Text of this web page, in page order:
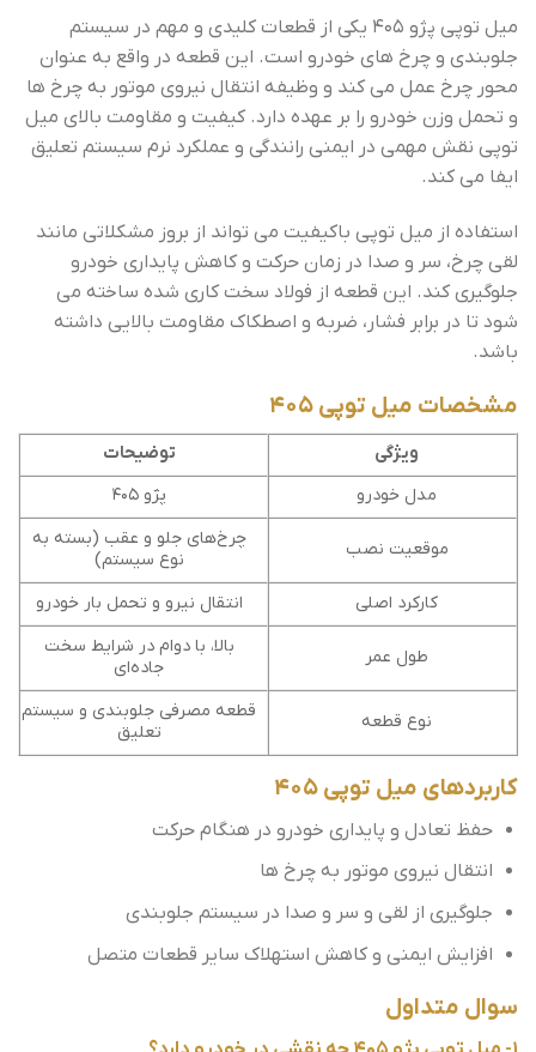
میل توپی پژو 405 یکی از قطعات کلیدی و مهم در سیستم
جلوبندی و چرخ های خودرو است. این قطعه در واقع به عنوان
محور چرخ عمل می کند و وظیفه انتقال نیروی موتور به چرخ ها
و تحمل وزن خودرو را بر عهده دارد. کیفیت و مقاومت بالای میل
توپی نقش مهمی در ایمنی رانندگی و عملکرد نرم سیستم تعلیق
ایفا می کند.
استفاده از میل توپی باکیفیت می تواند از بروز مشکلاتی مانند
لقی چرخ، سر و صدا در زمان حرکت و کاهش پایداری خودرو
جلوگیری کند. این قطعه از فولاد سخت کاری شده ساخته می
شود تا در برابر فشار، ضربه و اصطکاک مقاومت بالایی داشته
باشد.
مشخصات میل توپی 405
ویژگی
توضیحات
مدل خودرو
پژو 405
موقعیت نصب
چرخ‌های جلو و عقب (بسته به
نوع سیستم)
کارکرد اصلی
انتقال نیرو و تحمل بار خودرو
طول عمر
بالا، با دوام در شرایط سخت
جاده‌ای
نوع قطعه
قطعه مصرفی جلوبندی و سیستم
تعلیق
کاربردهای میل توپی 405
حفظ تعادل و پایداری خودرو در هنگام حرکت
انتقال نیروی موتور به چرخ ها
جلوگیری از لقی و سر و صدا در سیستم جلوبندی
افزایش ایمنی و کاهش استهلاک سایر قطعات متصل
سوال متداول